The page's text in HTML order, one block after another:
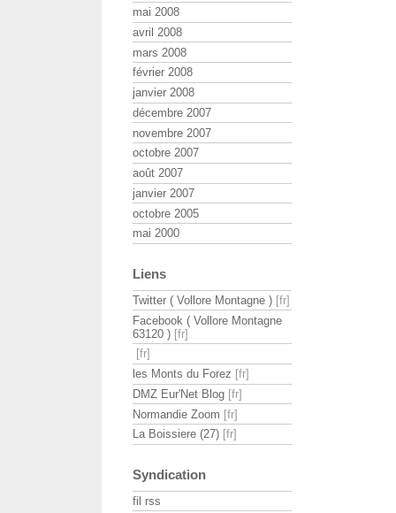
mai 2008
avril 2008
mars 2008
février 2008
janvier 2008
décembre 2007
novembre 2007
octobre 2007
août 2007
janvier 2007
octobre 2005
mai 2000
Liens
Twitter ( Vollore Montagne )
Facebook ( Vollore Montagne
63120 )
les Monts du Forez
DMZ Eur'Net Blog
Normandie Zoom
La Boissiere (27)
Syndication
fil rss